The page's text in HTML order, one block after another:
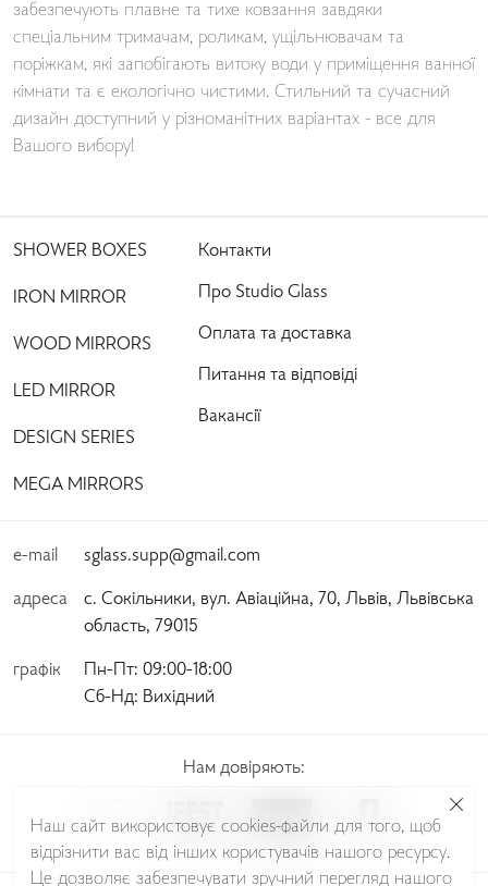
забезпечують плавне та тихе ковзання завдяки
спеціальним тримачам, роликам, ущільнювачам та
поріжкам, які запобігають витоку води у приміщення ванної
кімнати та є екологічно чистими. Стильний та сучасний
дизайн доступний у різноманітних варіантах - все для
Вашого вибору!
SHOWER BOXES
IRON MIRROR
WOOD MIRRORS
LED MIRROR
DESIGN SERIES
MEGA MIRRORS
Контакти
Про Studio Glass
Оплата та доставка
Питання та відповіді
Вакансії
e-mail sglass.supp@gmail.com
адреса
с. Сокільники, вул. Авіаційна, 70, Львів, Львівська
область, 79015
графік Пн-Пт: 09:00-18:00
Сб-Нд: Вихідний
Нам довіряють:
Наш сайт використовує cookies-файли для того, щоб
відрізнити вас від інших користувачів нашого ресурсу.
Це дозволяє забезпечувати зручний перегляд нашого